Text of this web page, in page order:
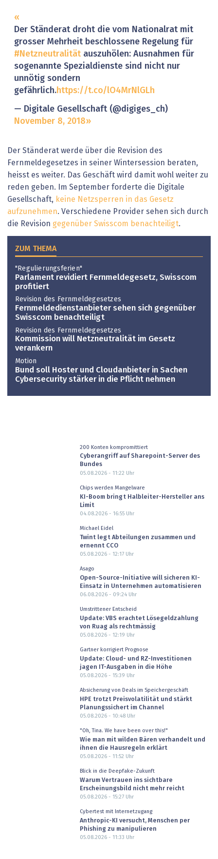
Der Ständerat droht die vom Nationalrat mit
grosser Mehrheit beschlossene Regelung für
#Netzneutralitätauszuhölen: Ausnahmen für
sogenannte Spezialdienste sind nicht nur
unnötig sondern
gefährlich.https://t.co/lO4MrNlGLh
— Digitale Gesellschaft (@digiges_ch)
November 8, 2018
Der Ständerat werde über die Revision des
Fernmeldegesetzes in seiner Wintersession beraten,
heisst es weiter. Das Geschäft wird damit wohl weiter zu
reden geben. Im September forderte die Digitale
Gesellschaft, keine Netzsperren in das Gesetz
aufzunehmen. Verschiedene Provider sehen sich durch
die Revision gegenüber Swisscom benachteiligt.
ZUM THEMA
"Regulierungsferien"
Parlament revidiert Fernmeldegesetz, Swisscom
profitiert
Revision des Fernmeldegesetzes
Fernmeldedienstanbieter sehen sich gegenüber
Swisscom benachteiligt
Revision des Fernmeldegesetzes
Kommission will Netzneutralität im Gesetz
verankern
Motion
Bund soll Hoster und Cloudanbieter in Sachen
Cybersecurity stärker in die Pflicht nehmen
200 Konten kompromittiert
Cyberangriff auf Sharepoint-Server des
Bundes
05.08.2026 - 11:22 Uhr
Chips werden Mangelware
KI-Boom bringt Halbleiter-Hersteller ans
Limit
04.08.2026 - 16:55Uhr
Michael Eidel
Twint legt Abteilungen zusammen und
ernennt CCO
05.08.2026 - 12:17Uhr
Asago
Open-Source-Initiative will sicheren KI-
Einsatz in Unternehmen automatisieren
06.08.2026 - 09:24Uhr
Umstrittener Entscheid
Update: VBS erachtet Lösegeldzahlung
von Ruag als rechtmässig
05.08.2026 - 12:19 Uhr
Gartner korrigiert Prognose
Update: Cloud- und RZ-Investitionen
jagen IT-Ausgaben in die Höhe
05.08.2026 - 15:39 Uhr
Absicherung von Deals im Speichergeschäft
HPE trotzt Preisvolatilität und stärkt
Planungssichert im Channel
05.08.2026 - 10:48Uhr
"Oh, Tina. We have been over this!"
Wie man mit wilden Bären verhandelt und
ihnen die Hausregeln erklärt
05.08.2026 - 11:52 Uhr
Blick in die Deepfake-Zukunft
Warum Vertrauen ins sichtbare
Erscheinungsbild nicht mehr reicht
05.08.2026 - 15:27Uhr
Cybertest mit Internetzugang
Anthropic-KI versucht, Menschen per
Phishing zu manipulieren
05.08.2026 - 11:33 Uhr